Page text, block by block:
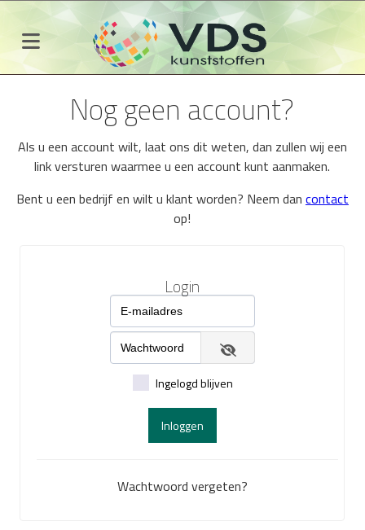
Nog geen account?
Als u een account wilt, laat ons dit weten, dan zullen wij een
link versturen waarmee u een account kunt aanmaken.
Bent u een bedrijf en wilt u klant worden? Neem dan contact
op!
Login
Ingelogd blijven
Inloggen
Wachtwoord vergeten?